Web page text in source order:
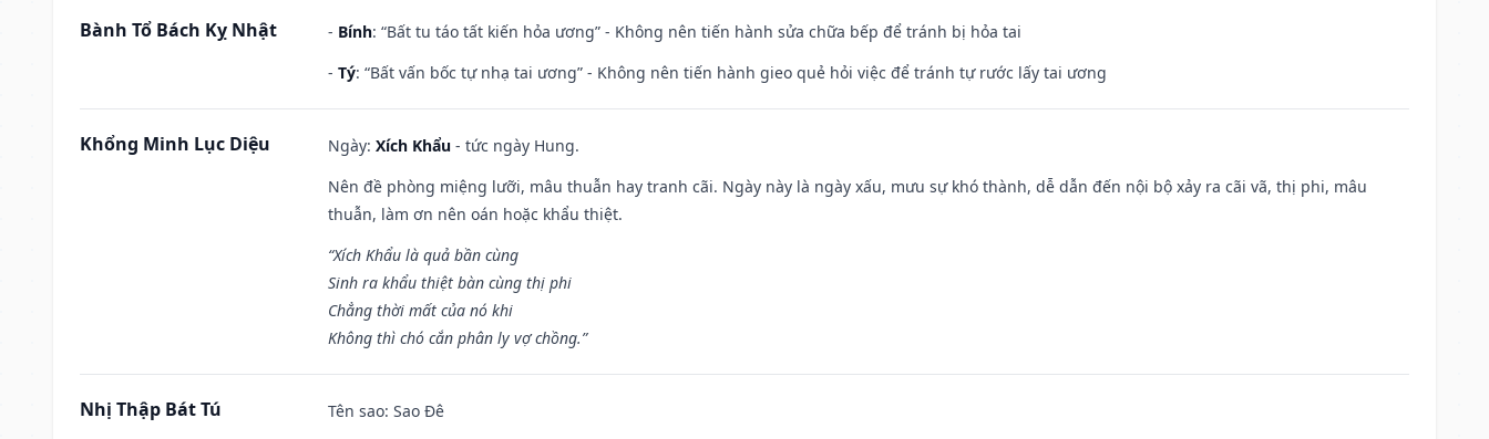
Bành Tổ Bách Kỵ Nhật - Bính: “Bất tu táo tất kiến hỏa ương” - Không nên tiến hành sửa chữa bếp để tránh bị hỏa tai
- Tý: “Bất vấn bốc tự nhạ tai ương” - Không nên tiến hành gieo quẻ hỏi việc để tránh tự rước lấy tai ương
Khổng Minh Lục Diệu Ngày: Xích Khẩu - tức ngày Hung.
Nên đề phòng miệng lưỡi, mâu thuẫn hay tranh cãi. Ngày này là ngày xấu, mưu sự khó thành, dễ dẫn đến nội bộ xảy ra cãi vã, thị phi, mâu
thuẫn, làm ơn nên oán hoặc khẩu thiệt.
“Xích Khẩu là quả bần cùng
Sinh ra khẩu thiệt bàn cùng thị phi
Chẳng thời mất của nó khi
Không thì chó cắn phân ly vợ chồng.”
Nhị Thập Bát Tú Tên sao: Sao Đê